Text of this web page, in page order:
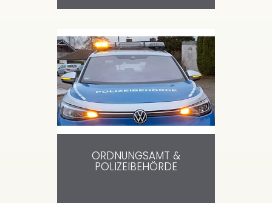
ORDNUNGSAMT &
POLIZEIBEHÖRDE